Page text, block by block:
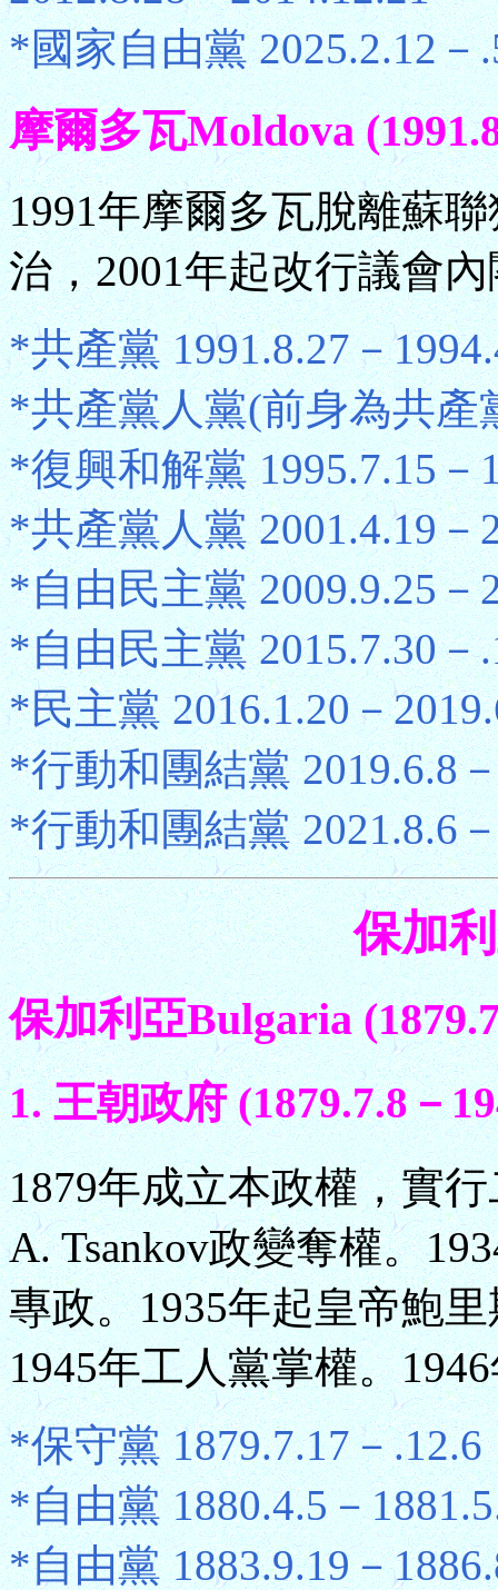
*國家自由黨 2025.2.12－
摩爾多瓦Moldova
1991年摩爾多瓦脫離蘇
治，2001年起改行議會
*共產黨 1991.8.27－
*共產黨人黨(前身為共產
*復興和解黨 1995.7.15－
*共產黨人黨 2001.4.19－
*自由民主黨 2009.9.25－
*自由民主黨 2015.7.30－
*民主黨 2016.1.20－
*行動和團結黨 2019.6.8
*行動和團結黨 2021.8.6
保加
保加利亞Bulgaria
1. 王朝政府 (1879.7.8－
1879年成立本政權，實
A. Tsankov政變奪權。
專政。1935年起皇帝鮑
1945年工人黨掌權。
*保守黨 1879.7.17－.12.6
*自由黨 1880.4.5－
*自由黨 1883.9.19－